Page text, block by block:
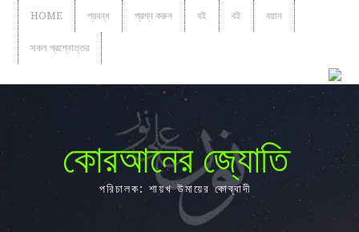
HOME প্রবন্ধ প্রশ্ন করুন বই বই বয়ান
সকল প্রশ্নোত্তর
কোরআনের জ্যোতি
পরিচালক: শায়খ উমায়ের কোব্বাদী